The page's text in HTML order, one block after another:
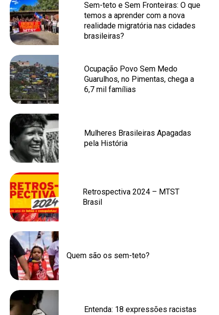
Sem-teto e Sem Fronteiras: O que
temos a aprender com a nova
realidade migratória nas cidades
brasileiras?
Ocupação Povo Sem Medo
Guarulhos, no Pimentas, chega a
6,7 mil famílias
Mulheres Brasileiras Apagadas
pela História
Retrospectiva 2024 – MTST
Brasil
Quem são os sem-teto?
Entenda: 18 expressões racistas